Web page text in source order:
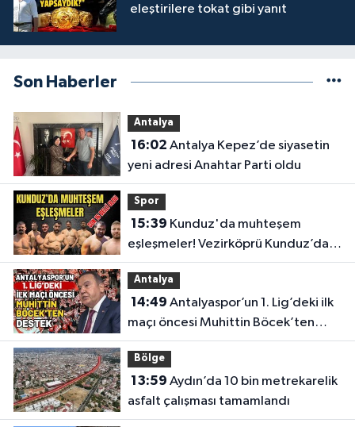
eleştirilere tokat gibi yanıt
Son Haberler
Antalya
16:02
yeni adresi Anahtar Parti oldu
Spor
15:39
eşleşmeler! Vezirköprü Kunduz’da
nefesler tutuldu, son 16 belli oldu
Antalya
14:49
maçı öncesi Muhittin Böcek’ten
destek
Bölge
13:59
asfalt çalışması tamamlandı